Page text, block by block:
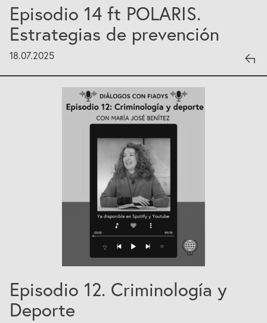
Episodio 14 ft POLARIS.
Estrategias de prevención
18.07.2025
Episodio 12. Criminología y
Deporte